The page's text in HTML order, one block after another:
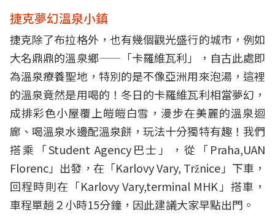
捷克夢幻溫泉小鎮
捷克除了布拉格外，也有幾個觀光盛行的城市，例如
大名鼎鼎的溫泉鄉——「卡羅維瓦利」，自古此處即
為溫泉療養聖地，特別的是不像亞洲用來泡湯，這裡
的溫泉竟然是用喝的！冬日的卡羅維瓦利相當夢幻，
成排彩色小屋覆上皚皚白雪，漫步在美麗的溫泉迴
廊、喝溫泉水邊配溫泉餅，玩法十分獨特有趣！我們
搭乘「Student Agency巴士」，從「Praha,UAN
Florenc」出發，在「Karlovy Vary, Tržnice」下車，
回程時則在「Karlovy Vary,terminal MHK」搭車，
車程單趟２小時15分鐘，因此建議大家早點出門。